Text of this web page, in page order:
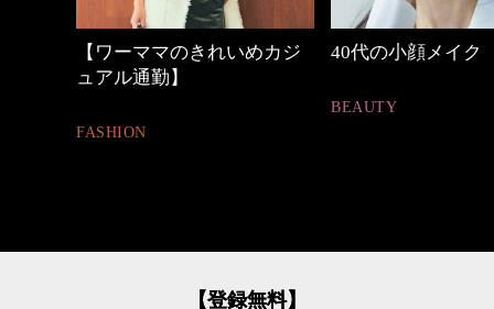
40代の小顔メイク
心地よくいられる
【登録無料】